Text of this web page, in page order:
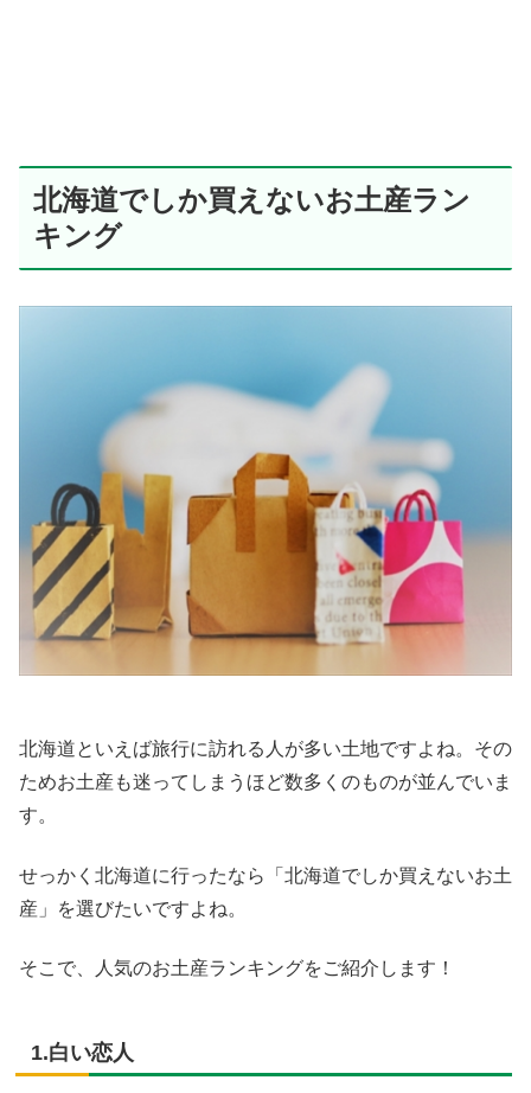
北海道でしか買えないお土産ラン
キング
北海道といえば旅行に訪れる人が多い土地ですよね。その
ためお土産も迷ってしまうほど数多くのものが並んでいま
す。
せっかく北海道に行ったなら「北海道でしか買えないお土
産」を選びたいですよね。
そこで、人気のお土産ランキングをご紹介します！
1.白い恋人